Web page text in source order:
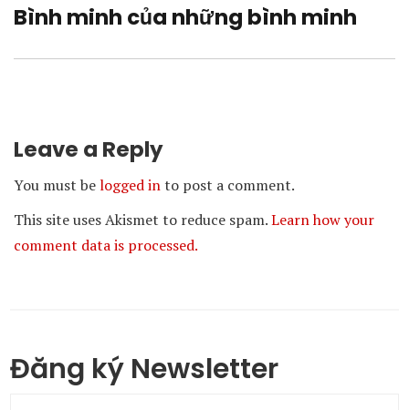
Next
Bình minh của những bình minh
Leave a Reply
You must belogged into post a comment.
This site uses Akismet to reduce spam.Learn how your
comment data is processed.
Đăng ký Newsletter